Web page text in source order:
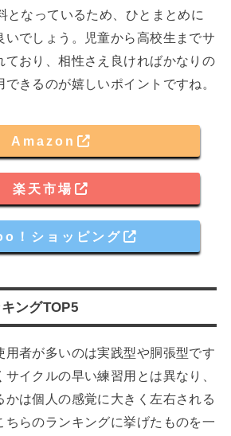
となっているため、ひとまとめに
いでしょう。児童から高校生までサ
ており、相性さえ良ければかなりの
きるのが嬉しいポイントですね。
Amazon
楽天市場
！ショッピング
ングTOP5
用者が多いのは実践型や胴張型です
イクルの早い練習用とは異なり、
かは個人の感覚に大きく左右される
ちらのランキングに挙げたものを一